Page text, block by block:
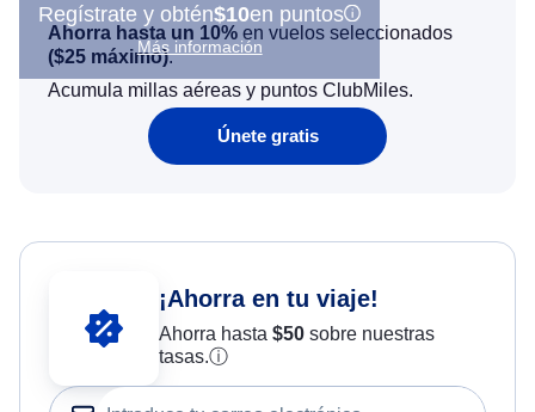
Regístrate y obtén$10en puntos
Más información
Ahorra hasta un 10% en vuelos seleccionados
($25 máximo).
Acumula millas aéreas y puntos ClubMiles.
Únete gratis
¡Ahorra en tu viaje!
Ahorra hasta $50sobre nuestras
tasas.ⓘ